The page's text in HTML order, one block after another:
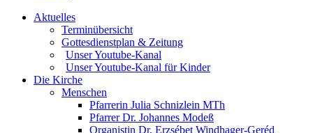
Aktuelles
Terminübersicht
Gottesdienstplan & Zeitung
Unser Youtube-Kanal
Unser Youtube-Kanal für Kinder
Die Kirche
Menschen
Pfarrerin Julia Schnizlein MTh
Pfarrer Dr. Johannes Modeß
Organistin Dr. Erzsébet Windhager-Geréd